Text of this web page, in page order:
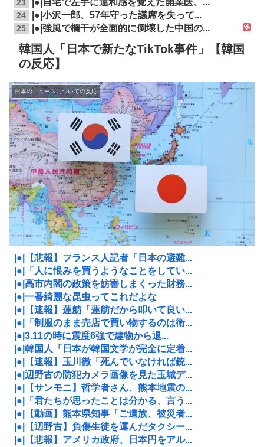
23 |●|自宅で左手に違和感を覚えた開業医、...
24 |●|小沢一郎、57年守った議席を失って...
25 |●|強風で欄干が全面的に倒壊した中国の...
韓国人「日本で新たなTikTok事件」【韓国
の反応】
日本のニュースについての反応
|●|【悲報】フランス人記者「日本の避難...
|●|「人に恨みを買うようなことをしてい...
|●|高市内閣の政策を妨害しまくった財務...
|●|一番綺麗な昆虫ってこれだよな
|●|【速報】蓮舫「蓮舫だから叩いて良い...
|●|「制服のまま売店で買い物するのは衛...
|●|3.11の時に震度6強で建物から退...
|●|韓国人「日本が韓国文学が完全に定着...
|●|【速報】玉川徹「死んでいなければ銃...
|●|辺野古の防犯カメラ画像を見た玉城デ...
|●|【サンモニ】哲学者さん、熊本地震の...
|●|「君たちが思ったことは分かる、言う...
|●|【動画】熊本県知事「ご遺族、被災者...
|●|【辺野古】負傷生徒を運んだタクシー...
|●|【悲報】アメリカ政府、日本円をアル...